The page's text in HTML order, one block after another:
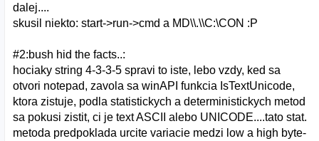
dalej....
skusil niekto: start->run->cmd a MD\\.\\C:\CON :P
#2:bush hid the facts..:
hociaky string 4-3-3-5 spravi to iste, lebo vzdy, ked sa
otvori notepad, zavola sa winAPI funkcia IsTextUnicode,
ktora zistuje, podla statistickych a deterministickych metod
sa pokusi zistit, ci je text ASCII alebo UNICODE....tato stat.
metoda predpoklada urcite variacie medzi low a high byte-